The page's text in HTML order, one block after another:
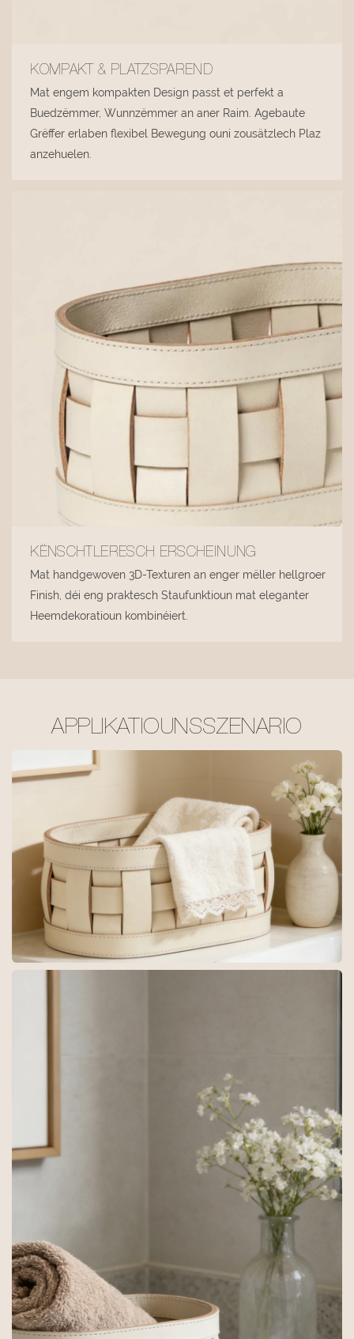
KOMPAKT & PLATZSPAREND
Mat engem kompakten Design passt et perfekt a
Buedzëmmer, Wunnzëmmer an aner Raim. Agebaute
Grëffer erlaben flexibel Bewegung ouni zousätzlech Plaz
anzehuelen.
KËNSCHTLERESCH ERSCHEINUNG
Mat handgewoven 3D-Texturen an enger mëller hellgroer
Finish, déi eng praktesch Staufunktioun mat eleganter
Heemdekoratioun kombinéiert.
APPLIKATIOUNSSZENARIO